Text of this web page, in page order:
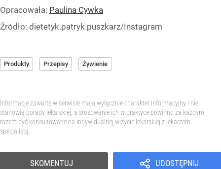
Opracowała: Paulina Cywka
Źródło: dietetyk.patryk.puszkarz/Instagram
Produkty Przepisy Żywienie
Informacje zawarte w serwisie mają wyłącznie charakter informacyjny i nie
stanowią porady lekarskiej, a stosowanie ich w praktyce powinno za każdym
razem być konsultowane na indywidualnej wizycie lekarskiej z lekarzem
specjalistą.
UDOSTĘPNIJ
SKOMENTUJ